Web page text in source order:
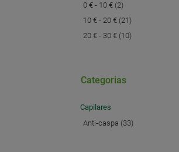
0 € - 10 € (2)
10 € - 20 € (21)
20 € - 30 € (10)
Categorias
Capilares
Anti-caspa (33)